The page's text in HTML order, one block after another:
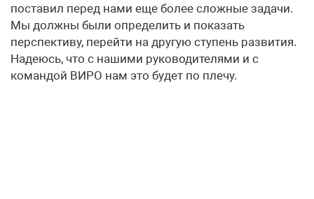
поставил перед нами еще более сложные задачи.
Мы должны были определить и показать
перспективу, перейти на другую ступень развития.
Надеюсь, что с нашими руководителями и с
командой ВИРО нам это будет по плечу.